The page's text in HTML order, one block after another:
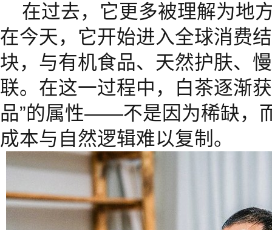
在过去，它更多被理解为地
在今天，它开始进入全球消费
块，与有机食品、天然护肤、
联。在这一过程中，白茶逐渐
品”的属性——不是因为稀缺，
成本与自然逻辑难以复制。